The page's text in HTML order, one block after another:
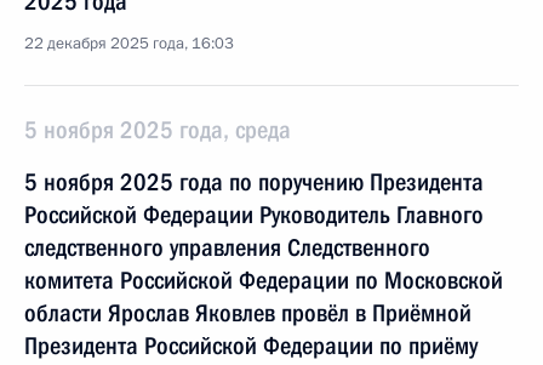
22 декабря 2025 года, 16:03
5 ноября 2025 года, среда
5 ноября 2025 года по поручению Президента
Российской Федерации Руководитель Главного
следственного управления Следственного
комитета Российской Федерации по Московской
области Ярослав Яковлев провёл в Приёмной
Президента Российской Федерации по приёму